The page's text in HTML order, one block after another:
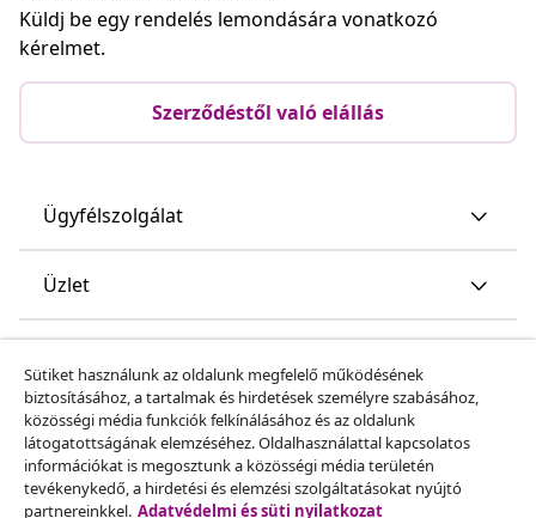
Küldj be egy rendelés lemondására vonatkozó
kérelmet.
Szerződéstől való elállás
Ügyfélszolgálat
Üzlet
Fedezz fel többet
Sütiket használunk az oldalunk megfelelő működésének
biztosításához, a tartalmak és hirdetések személyre szabásához,
közösségi média funkciók felkínálásához és az oldalunk
látogatottságának elemzéséhez. Oldalhasználattal kapcsolatos
információkat is megosztunk a közösségi média területén
tevékenykedő, a hirdetési és elemzési szolgáltatásokat nyújtó
partnereinkkel. Adatvédelmi és süti nyilatkozat